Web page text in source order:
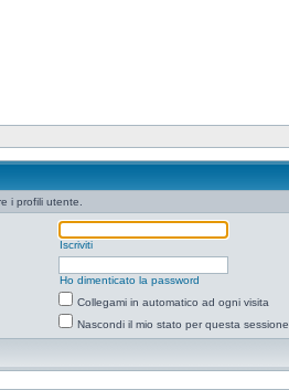
i profili utente.
Iscriviti
Ho dimenticato la password
Collegami in automatico ad ogni visita
Nascondi il mio stato per questa sessione